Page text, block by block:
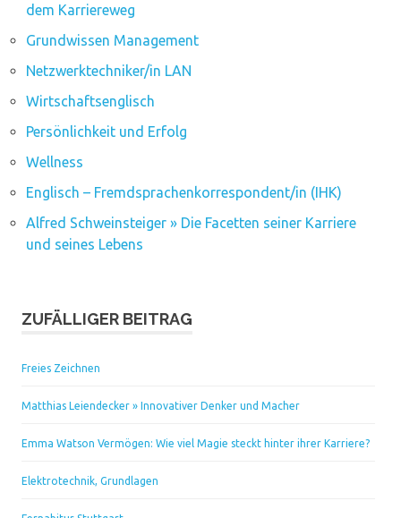
dem Karriereweg
Grundwissen Management
Netzwerktechniker/in LAN
Wirtschaftsenglisch
Persönlichkeit und Erfolg
Wellness
Englisch – Fremdsprachenkorrespondent/in (IHK)
Alfred Schweinsteiger » Die Facetten seiner Karriere
und seines Lebens
ZUFÄLLIGER BEITRAG
Freies Zeichnen
Matthias Leiendecker » Innovativer Denker und Macher
Emma Watson Vermögen: Wie viel Magie steckt hinter ihrer Karriere?
Elektrotechnik, Grundlagen